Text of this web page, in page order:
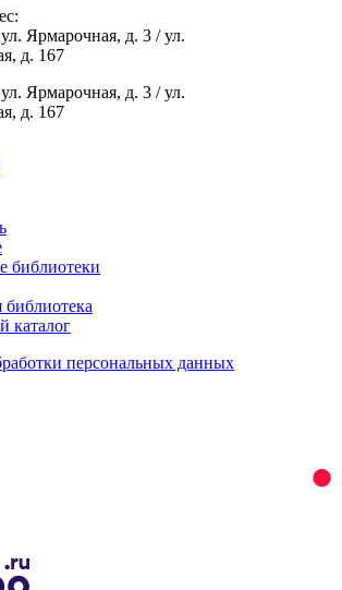
Ярмарочная, д. 3 / ул.
д. 167
Ярмарочная, д. 3 / ул.
д. 167
библиотеки
библиотека
каталог
персональных данных